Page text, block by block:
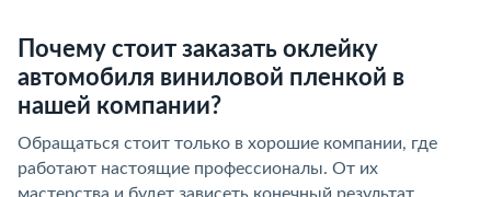
Почему стоит заказать оклейку
автомобиля виниловой пленкой в
нашей компании?
Обращаться стоит только в хорошие компании, где
работают настоящие профессионалы. От их